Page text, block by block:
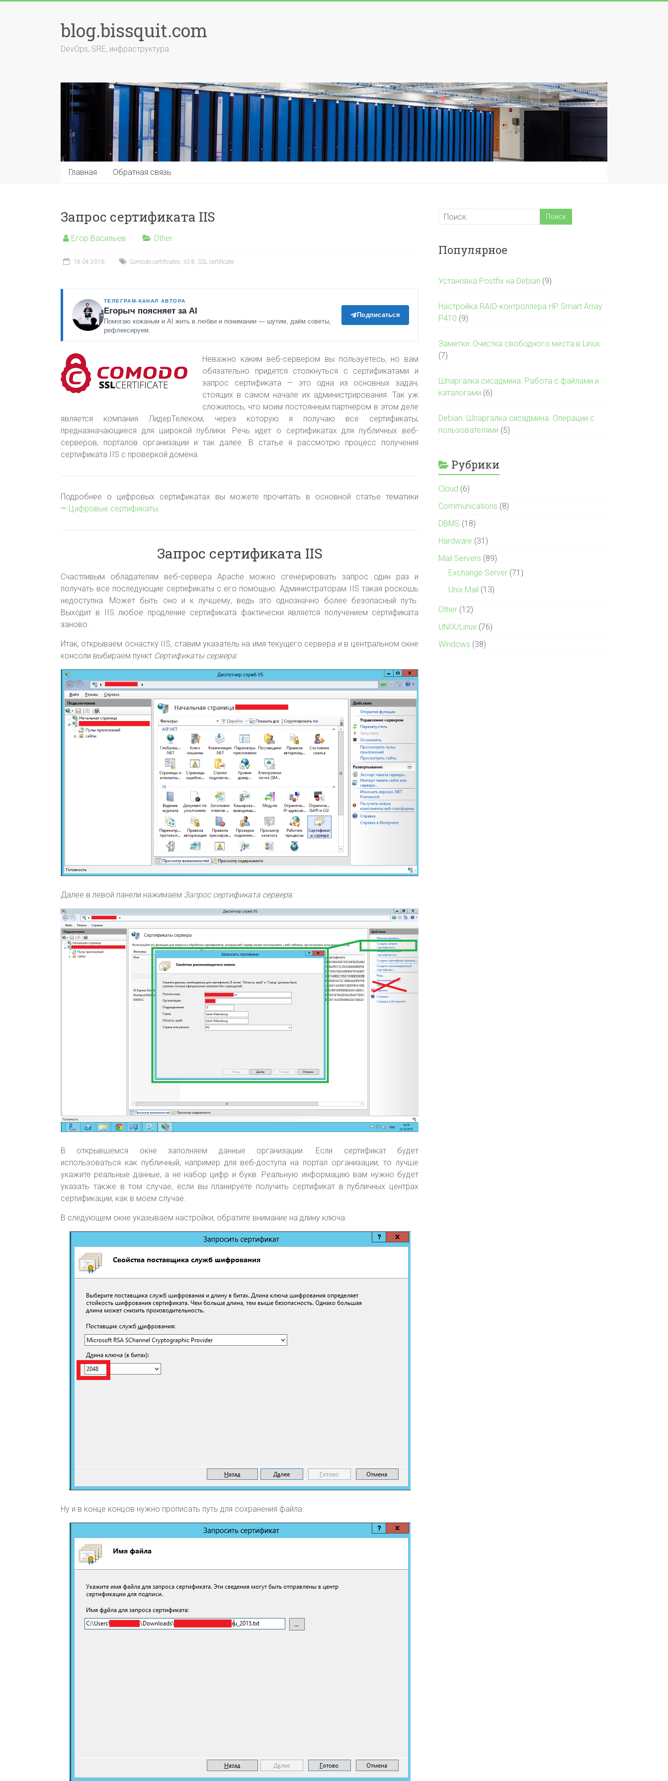
blog.bissquit.com
DevOps, SRE, инфраструктура
Главная Обратная связь
Запрос сертификата IIS
Егор Васильев Other
18.04.2016 Comodo certificates, IIS 8, SSL certificate
ТЕЛЕГРАМ-КАНАЛ АВТОРА
Егорыч поясняет за AI
Помогаю кожаным и AI жить в любви и понимании — шутим, даём советы,
рефлексируем.
Подписаться
Неважно каким веб-сервером вы пользуетесь, но вам
обязательно придется столкнуться с сертификатами и
запрос сертификата — это одна из основных задач,
стоящих в самом начале их администрирования. Так уж
сложилось, что моим постоянным партнером в этом деле
является компания ЛидерТелеком, через которую я получаю все сертификаты,
предназначающиеся для широкой публики. Речь идет о сертификатах для публичных веб-
серверов, порталов организации и так далее. В статье я рассмотрю процесс получения
сертификата IIS с проверкой домена.
Подробнее о цифровых сертификатах вы можете прочитать в основной статье тематики
— Цифровые сертификаты.
Запрос сертификата IIS
Счастливым обладателям веб-сервера Apache можно сгенерировать запрос один раз и
получать все последующие сертификаты с его помощью. Администраторам IIS такая роскошь
недоступна. Может быть оно и к лучшему, ведь это однозначно более безопасный путь.
Выходит в IIS любое продление сертификата фактически является получением сертификата
заново.
Итак, открываем оснастку IIS, ставим указатель на имя текущего сервера и в центральном окне
консоли выбираем пункт Сертификаты сервера:
Далее в левой панели нажимаем Запрос сертификата сервера:
В открывшемся окне заполняем данные организации. Если сертификат будет
использоваться как публичный, например для веб-доступа на портал организации, то лучше
укажите реальные данные, а не набор цифр и букв. Реальную информацию вам нужно будет
указать также в том случае, если вы планируете получить сертификат в публичных центрах
сертификации, как в моем случае.
В следующем окне указываем настройки, обратите внимание на длину ключа:
Ну и в конце концов нужно прописать путь для сохранения файла:
Популярное
Установка Postfix на Debian (9)
Настройка RAID-контроллера HP Smart Array
P410 (9)
Заметки: Очистка свободного места в Linux
(7)
Шпаргалка сисадмина. Работа с файлами и
каталогами (6)
Debian. Шпаргалка сисадмина. Операции с
пользователями (5)
Рубрики
Cloud (6)
Communications (8)
DBMS (18)
Hardware (31)
Mail Servers (89)
Exchange Server (71)
Unix Mail (13)
Other (12)
UNIX/Linux (76)
Windows (38)